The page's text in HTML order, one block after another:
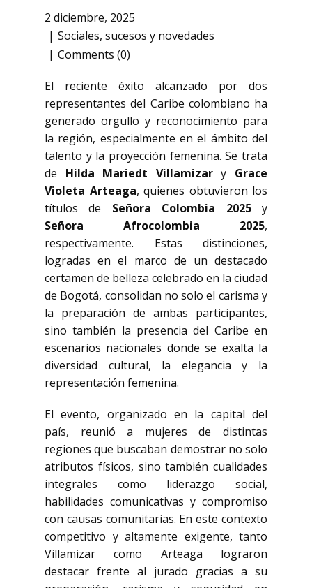
2 diciembre, 2025
Sociales, sucesos y novedades
Comments (0)
El reciente éxito alcanzado por dos
representantes del Caribe colombiano ha
generado orgullo y reconocimiento para
la región, especialmente en el ámbito del
talento y la proyección femenina. Se trata
de Hilda Mariedt Villamizary Grace
Violeta Arteaga, quienes obtuvieron los
títulos de Señora Colombia 2025y
Señora Afrocolombia 2025,
respectivamente. Estas distinciones,
logradas en el marco de un destacado
certamen de belleza celebrado en la ciudad
de Bogotá, consolidan no solo el carisma y
la preparación de ambas participantes,
sino también la presencia del Caribe en
escenarios nacionales donde se exalta la
diversidad cultural, la elegancia y la
representación femenina.
El evento, organizado en la capital del
país, reunió a mujeres de distintas
regiones que buscaban demostrar no solo
atributos físicos, sino también cualidades
integrales como liderazgo social,
habilidades comunicativas y compromiso
con causas comunitarias. En este contexto
competitivo y altamente exigente, tanto
Villamizar como Arteaga lograron
destacar frente al jurado gracias a su